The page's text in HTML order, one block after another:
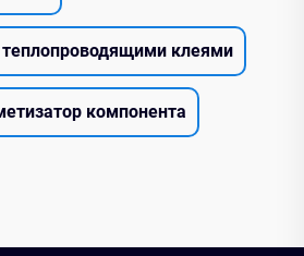
теплопроводящими клеями
компонента